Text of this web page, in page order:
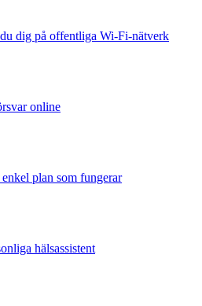
dig på offentliga Wi-Fi-nätverk
online
plan som fungerar
hälsassistent